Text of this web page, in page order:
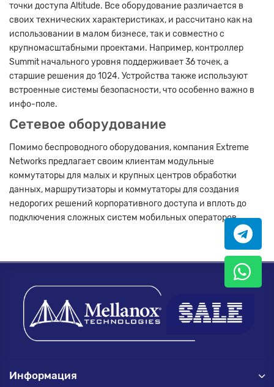
точки доступа Altitude. Все оборудование различается в
своих технических характеристиках, и рассчитано как на
использовании в малом бизнесе, так и совместно с
крупномасштабными проектами. Например, контроллер
Summit начального уровня поддерживает 36 точек, а
старшие решения до 1024. Устройства также используют
встроенные системы безопасности, что особенно важно в
инфо-поле.
Сетевое оборудование
Помимо беспроводного оборудования, компания Extreme
Networks предлагает своим клиентам модульные
коммутаторы для малых и крупных центров обработки
данных, маршрутизаторы и коммутаторы для создания
недорогих решений корпоративного доступа и вплоть до
подключения сложных систем мобильных операторов.
Информация